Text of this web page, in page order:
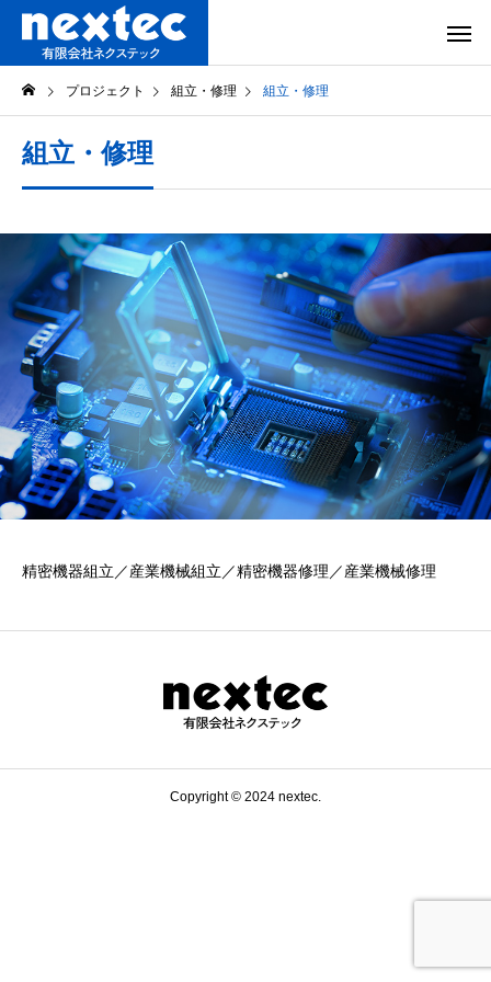
プロジェクト 組立・修理 組立・修理
組立・修理
精密機器組立／産業機械組立／精密機器修理／産業機械修理
Copyright © 2024 nextec.